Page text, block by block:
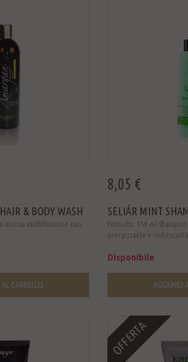
& BODY WASH
doccia multifunzione con
CARRELLO
8,05 €
SELIÁR MINT
Formato: 350 ml
energizzante e
Disponibile
AGGIUNGI
OFFERTA